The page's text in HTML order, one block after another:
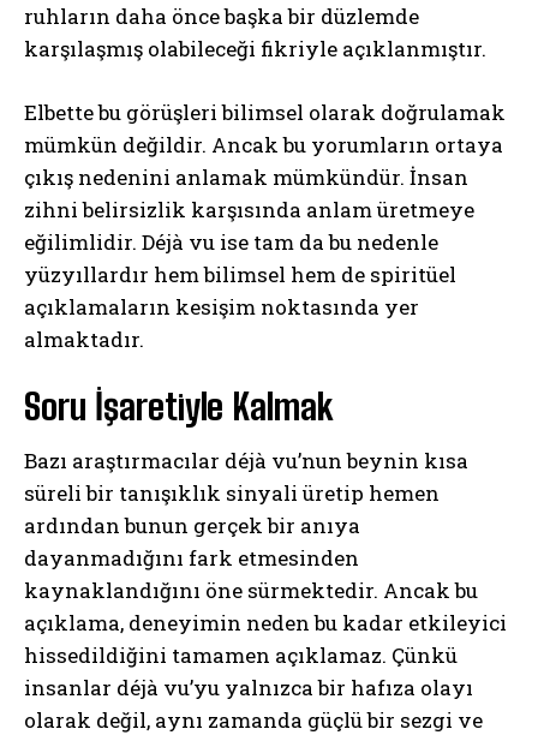
ruhların daha önce başka bir düzlemde
karşılaşmış olabileceği fikriyle açıklanmıştır.
Elbette bu görüşleri bilimsel olarak doğrulamak
mümkün değildir. Ancak bu yorumların ortaya
çıkış nedenini anlamak mümkündür. İnsan
zihni belirsizlik karşısında anlam üretmeye
eğilimlidir. Déjà vu ise tam da bu nedenle
yüzyıllardır hem bilimsel hem de spiritüel
açıklamaların kesişim noktasında yer
almaktadır.
Soru İşaretiyle Kalmak
Bazı araştırmacılar déjà vu’nun beynin kısa
süreli bir tanışıklık sinyali üretip hemen
ardından bunun gerçek bir anıya
dayanmadığını fark etmesinden
kaynaklandığını öne sürmektedir. Ancak bu
açıklama, deneyimin neden bu kadar etkileyici
hissedildiğini tamamen açıklamaz. Çünkü
insanlar déjà vu’yu yalnızca bir hafıza olayı
olarak değil, aynı zamanda güçlü bir sezgi ve